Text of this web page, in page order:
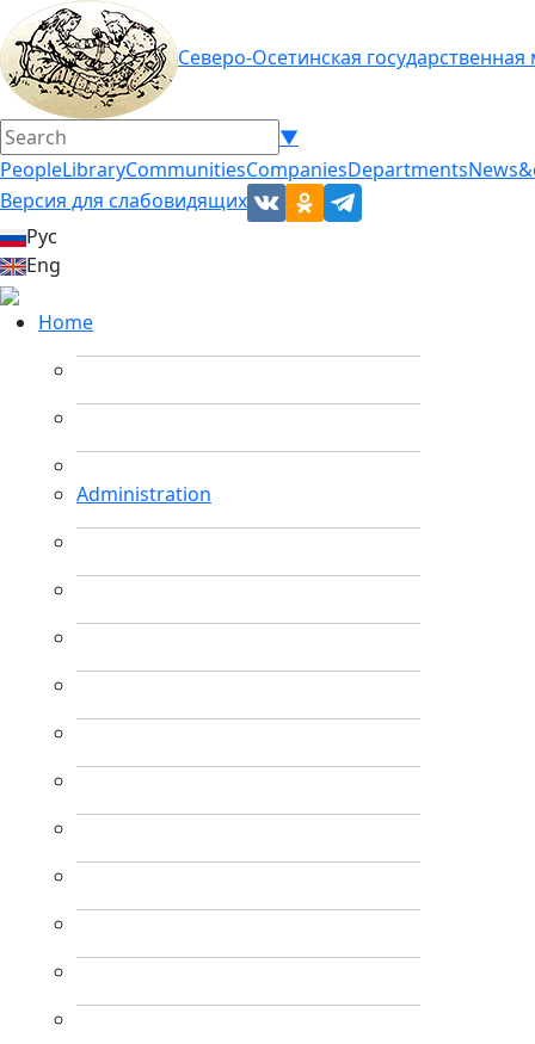
Северо-Осетинская
▼
PeopleLibraryCommunitiesCompaniesDepartments
Версия для слабовидящих
Рус
Eng
Home
Administration